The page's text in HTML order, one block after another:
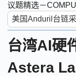
议题精选－
台湾AI硬
Astera